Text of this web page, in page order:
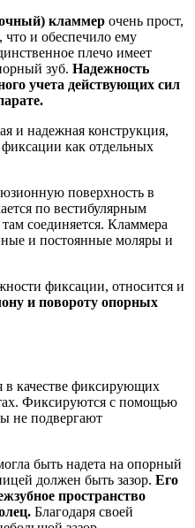
кламмер очень прост,
что и обеспечило ему
плечо имеет
зуб. Надежность
учета действующих сил
и надежная конструкция,
как отдельных
поверхность в
по вестибулярным
соединяется. Кламмера
и постоянные моляры и
фиксации, относится и
и повороту опорных
в качестве фиксирующих
Фиксируются с помощью
не подвергают
быть надета на опорный
должен быть зазор. Его
пространство
Благодаря своей